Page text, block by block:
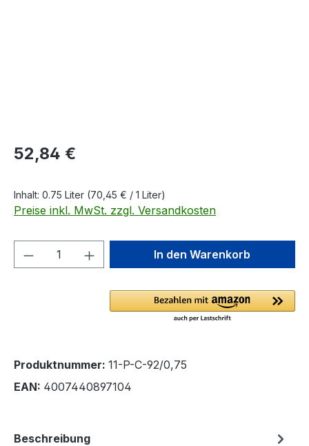
Regulärer Preis:
52,84 €
Inhalt: 0.75 Liter (70,45 € / 1 Liter)
Preise inkl. MwSt. zzgl. Versandkosten
Produkt Anzahl: Gib denIn den Warenkorb
Produktnummer: 11-P-C-92/0,75
EAN: 4007440897104
Beschreibung